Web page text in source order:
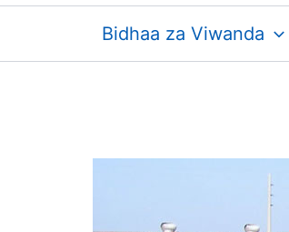
Bidhaa za Viwanda